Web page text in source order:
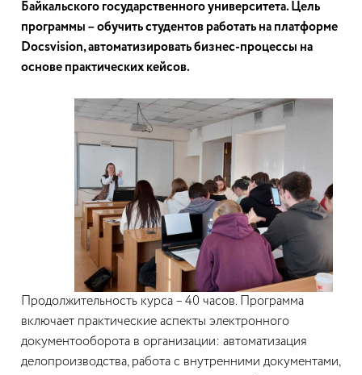
Байкальского государственного университета. Цель
программы – обучить студентов работать на платформе
Docsvision, автоматизировать бизнес-процессы на
основе практических кейсов.
Продолжительность курса – 40 часов. Программа
включает практические аспекты электронного
документооборота в организации: автоматизация
делопроизводства, работа с внутренними документами,